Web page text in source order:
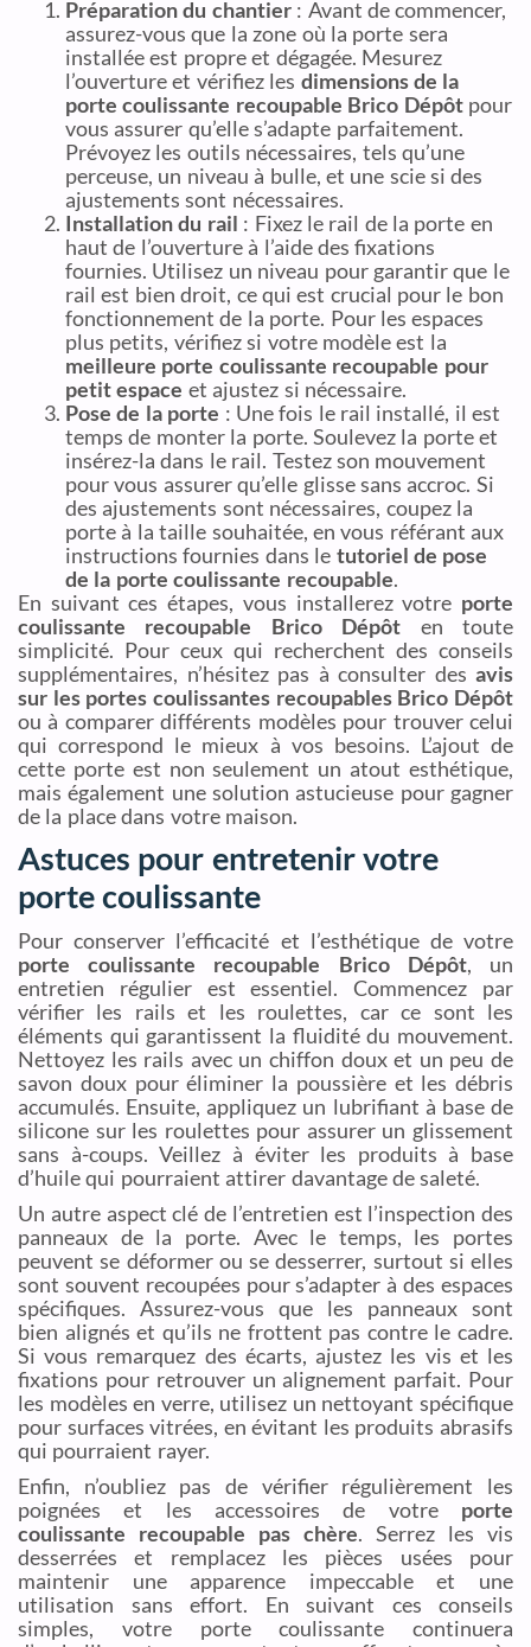
Préparation du chantier: Avant de commencer,
assurez-vous que la zone où la porte sera
installée est propre et dégagée. Mesurez
l’ouverture et vérifiez les dimensions de la
porte coulissante recoupable Brico Dépôtpour
vous assurer qu’elle s’adapte parfaitement.
Prévoyez les outils nécessaires, tels qu’une
perceuse, un niveau à bulle, et une scie si des
ajustements sont nécessaires.
Installation du rail : Fixez le rail de la porte en
haut de l’ouverture à l’aide des fixations
fournies. Utilisez un niveau pour garantir que le
rail est bien droit, ce qui est crucial pour le bon
fonctionnement de la porte. Pour les espaces
plus petits, vérifiez si votre modèle est la
meilleure porte coulissante recoupable pour
petit espace et ajustez si nécessaire.
Pose de la porte : Une fois le rail installé, il est
temps de monter la porte. Soulevez la porte et
insérez-la dans le rail. Testez son mouvement
pour vous assurer qu’elle glisse sans accroc. Si
des ajustements sont nécessaires, coupez la
porte à la taille souhaitée, en vous référant aux
instructions fournies dans le tutoriel de pose
de la porte coulissante recoupable.
En suivant ces étapes, vous installerez votre porte
coulissante recoupable Brico Dépôt en toute
simplicité. Pour ceux qui recherchent des conseils
supplémentaires, n’hésitez pas à consulter des avis
sur les portes coulissantes recoupables Brico Dépôt
ou à comparer différents modèles pour trouver celui
qui correspond le mieux à vos besoins. L’ajout de
cette porte est non seulement un atout esthétique,
mais également une solution astucieuse pour gagner
de la place dans votre maison.
Astuces pour entretenir votre
porte coulissante
Pour conserver l’efficacité et l’esthétique de votre
porte coulissante recoupable Brico Dépôt, un
entretien régulier est essentiel. Commencez par
vérifier les rails et les roulettes, car ce sont les
éléments qui garantissent la fluidité du mouvement.
Nettoyez les rails avec un chiffon doux et un peu de
savon doux pour éliminer la poussière et les débris
accumulés. Ensuite, appliquez un lubrifiant à base de
silicone sur les roulettes pour assurer un glissement
sans à-coups. Veillez à éviter les produits à base
d’huile qui pourraient attirer davantage de saleté.
Un autre aspect clé de l’entretien est l’inspection des
panneaux de la porte. Avec le temps, les portes
peuvent se déformer ou se desserrer, surtout si elles
sont souvent recoupées pour s’adapter à des espaces
spécifiques. Assurez-vous que les panneaux sont
bien alignés et qu’ils ne frottent pas contre le cadre.
Si vous remarquez des écarts, ajustez les vis et les
fixations pour retrouver un alignement parfait. Pour
les modèles en verre, utilisez un nettoyant spécifique
pour surfaces vitrées, en évitant les produits abrasifs
qui pourraient rayer.
Enfin, n’oubliez pas de vérifier régulièrement les
poignées et les accessoires de votre porte
coulissante recoupable pas chère. Serrez les vis
desserrées et remplacez les pièces usées pour
maintenir une apparence impeccable et une
utilisation sans effort. En suivant ces conseils
simples, votre porte coulissante continuera